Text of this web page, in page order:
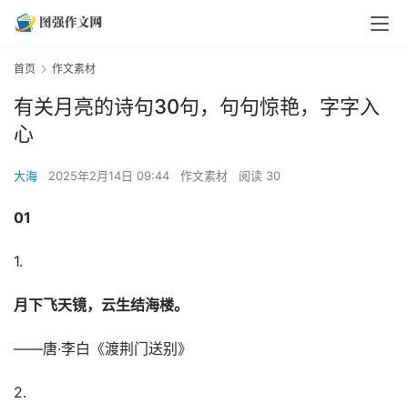
首页 作文素材
有关月亮的诗句30句，句句惊艳，字字入
心
大海 2025年2月14日 09:44 作文素材 阅读 30
01
1.
月下飞天镜，云生结海楼。
——唐·李白《渡荆门送别》
2.